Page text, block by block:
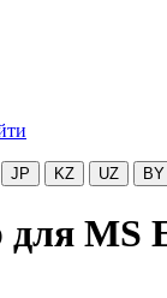
JP KZ UZ BY
MS